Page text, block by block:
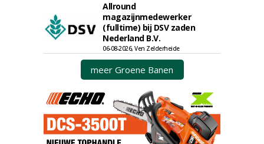
Allround
magazijnmedewerker
(fulltime) bij DSV zaden
Nederland B.V.
06-08-2026, Ven Zelderheide
meer Groene Banen